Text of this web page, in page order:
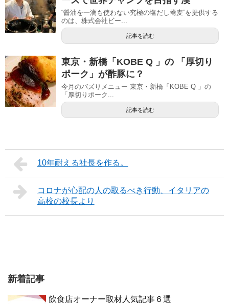
“醤油を一滴も使わない究極の塩だし蕎麦”を提供する
のは、株式会社ビー...
記事を読む
東京・新橋「KOBE Q 」の 「厚切り
ポーク」が酢豚に？
今月のバズりメニュー 東京・新橋「KOBE Q 」の
「厚切りポーク...
記事を読む
10年耐える社長を作る。
コロナが心配の人の取るべき行動、イタリアの
高校の校長より
新着記事
飲食店オーナー取材人気記事６選